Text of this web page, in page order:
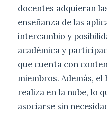
docentes adquieran
enseñanza de las
intercambio y
académica y
que cuenta con
miembros. Además,
realiza en la nube, lo
asociarse sin